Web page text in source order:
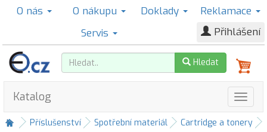
O nás O nákupu Doklady
Reklamace
Servis
Přihlášení
Hledat
Katalog
Příslušenství Spotřební materiál Cartridge a tonery